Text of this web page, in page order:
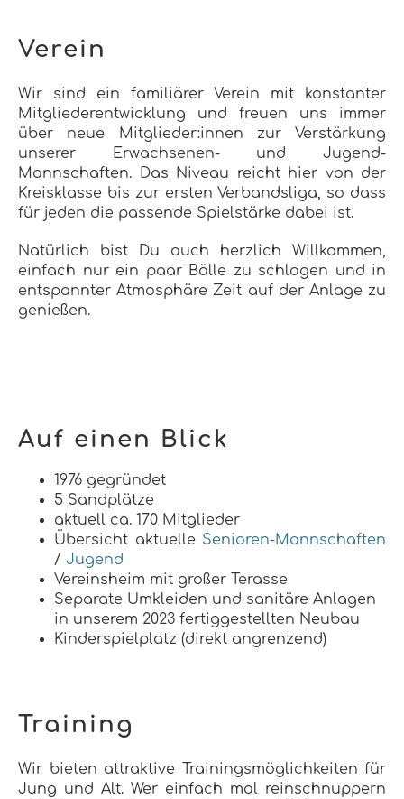
Verein
Wir sind ein familiärer Verein mit konstanter
Mitgliederentwicklung und freuen uns immer
über neue Mitglieder:innen zur Verstärkung
unserer Erwachsenen- und Jugend-
Mannschaften. Das Niveau reicht hier von der
Kreisklasse bis zur ersten Verbandsliga, so dass
für jeden die passende Spielstärke dabei ist.
Natürlich bist Du auch herzlich Willkommen,
einfach nur ein paar Bälle zu schlagen und in
entspannter Atmosphäre Zeit auf der Anlage zu
genießen.
Auf einen Blick
1976 gegründet
5 Sandplätze
aktuell ca. 170 Mitglieder
Übersicht aktuelle Senioren-Mannschaften
/ Jugend
Vereinsheim mit großer Terasse
Separate Umkleiden und sanitäre Anlagen
in unserem 2023 fertiggestellten Neubau
Kinderspielplatz (direkt angrenzend)
Training
Wir bieten attraktive Trainingsmöglichkeiten für
Jung und Alt. Wer einfach mal reinschnuppern